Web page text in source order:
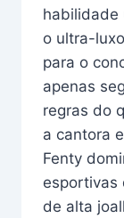
habilidade
o ultra-
para o
apenas
regras do
a cantora
Fenty
esportivas
de alta